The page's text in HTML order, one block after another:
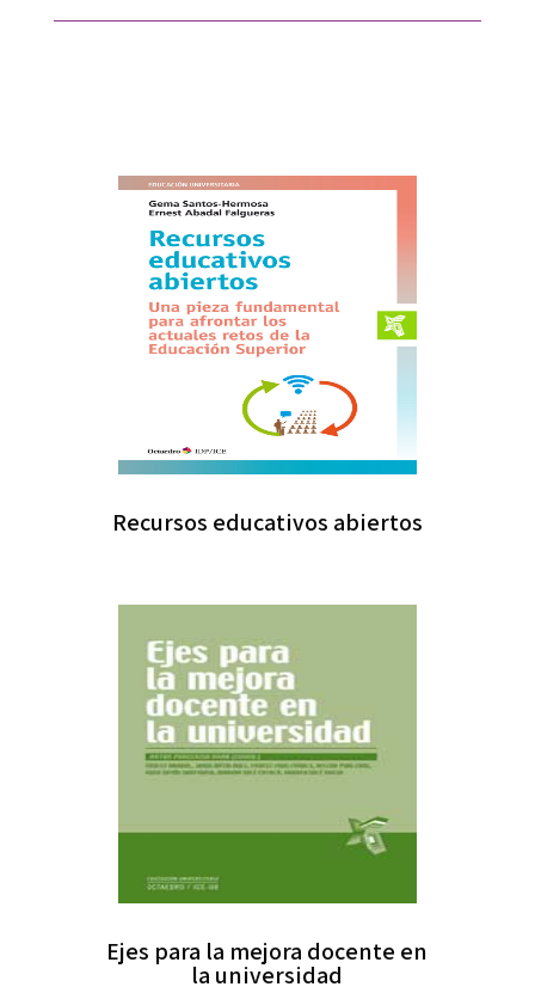
Recursos educativos abiertos
Ejes para la mejora docente en
la universidad